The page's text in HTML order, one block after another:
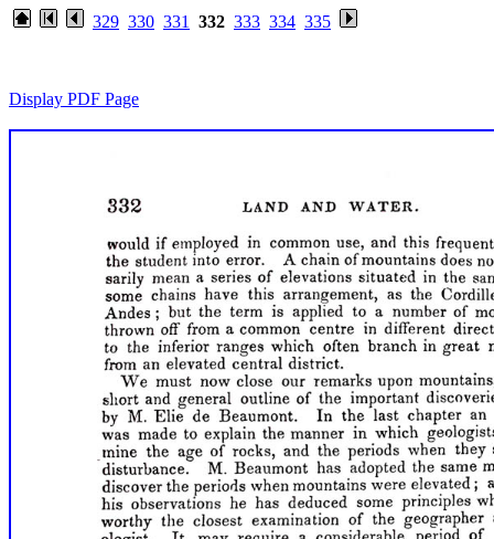
329 330 331 332 333 334 335
Display PDF Page